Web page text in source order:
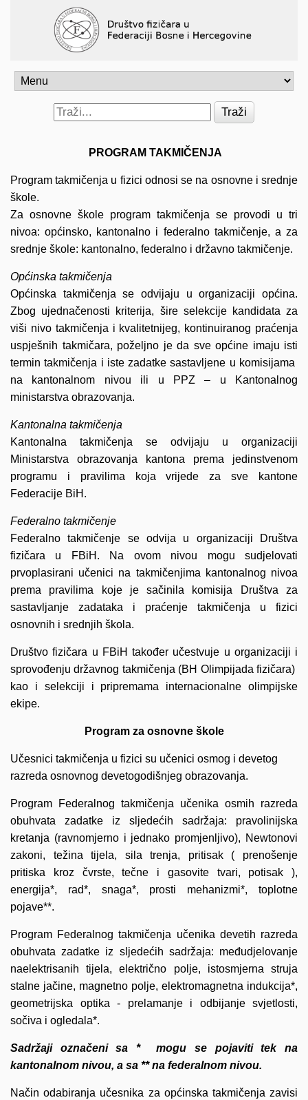
Traži
PROGRAM TAKMIČENJA
Program takmičenja u fizici odnosi se na osnovne i srednje
škole.
Za osnovne škole program takmičenja se provodi u tri
nivoa: općinsko, kantonalno i federalno takmičenje, a za
srednje škole: kantonalno, federalno i državno takmičenje.
Općinska takmičenja
Općinska takmičenja se odvijaju u organizaciji općina.
Zbog ujednačenosti kriterija, šire selekcije kandidata za
viši nivo takmičenja i kvalitetnijeg, kontinuiranog praćenja
uspješnih takmičara, poželjno je da sve općine imaju isti
termin takmičenja i iste zadatke sastavljene u komisijama
na kantonalnom nivou ili u PPZ – u Kantonalnog
ministarstva obrazovanja.
Kantonalna takmičenja
Kantonalna takmičenja se odvijaju u organizaciji
Ministarstva obrazovanja kantona prema jedinstvenom
programu i pravilima koja vrijede za sve kantone
Federacije BiH.
Federalno takmičenje
Federalno takmičenje se odvija u organizaciji Društva
fizičara u FBiH. Na ovom nivou mogu sudjelovati
prvoplasirani učenici na takmičenjima kantonalnog nivoa
prema pravilima koje je sačinila komisija Društva za
sastavljanje zadataka i praćenje takmičenja u fizici
osnovnih i srednjih škola.
Društvo fizičara u FBiH također učestvuje u organizaciji i
sprovođenju državnog takmičenja (BH Olimpijada fizičara)
kao i selekciji i pripremama internacionalne olimpijske
ekipe.
Program za osnovne škole
Učesnici takmičenja u fizici su učenici osmog i devetog
razreda osnovnog devetogodišnjeg obrazovanja.
Program Federalnog takmičenja učenika osmih razreda
obuhvata zadatke iz sljedećih sadržaja: pravolinijska
kretanja (ravnomjerno i jednako promjenljivo), Newtonovi
zakoni, težina tijela, sila trenja, pritisak ( prenošenje
pritiska kroz čvrste, tečne i gasovite tvari, potisak ),
energija*, rad*, snaga*, prosti mehanizmi*, toplotne
pojave**.
Program Federalnog takmičenja učenika devetih razreda
obuhvata zadatke iz sljedećih sadržaja: međudjelovanje
naelektrisanih tijela, električno polje, istosmjerna struja
stalne jačine, magnetno polje, elektromagnetna indukcija*,
geometrijska optika - prelamanje i odbijanje svjetlosti,
sočiva i ogledala*.
Sadržaji označeni sa * mogu se pojaviti tek na
kantonalnom nivou, a sa ** na federalnom nivou.
Način odabiranja učesnika za općinska takmičenja zavisi